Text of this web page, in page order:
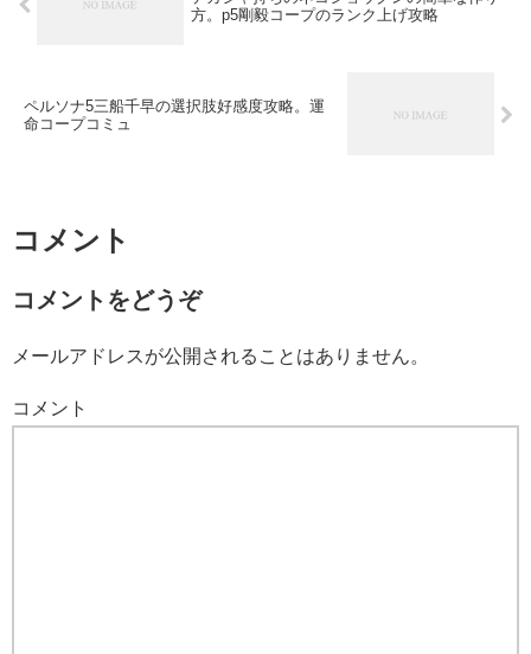
方。p5剛毅コープのランク上げ攻略
ペルソナ5三船千早の選択肢好感度攻略。運
命コープコミュ
コメント
コメントをどうぞ
メールアドレスが公開されることはありません。
コメント